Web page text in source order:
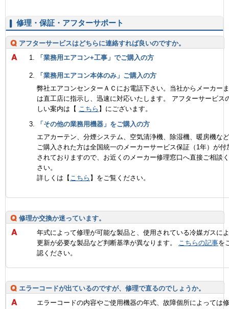
修理・保証・アフターサポート
アフターサービスはどちらに連絡すれば良いのですか。
「業務用エアコン+工事」でご購入の方
「業務用エアコン本体のみ」ご購入の方
弊社エアコンセンターＡＣにお電話下さい。当社からメーカー
は直工店に指示し、迅速に対応いたします。 アフターサービス
しい案内は【 こちら 】にございます。
「その他の業務用機器」をご購入の方
エアカーテン、分煙システム、空気清浄機、除湿機、暖房機な
ご購入された方は全国統一のメーカーサービス保証（1年）が付
されておりますので、お近くのメーカー修理窓口へ直接ご相談
さい。
詳しくは【 こちら 】をご覧ください。
修理か交換か迷っています。
年式によって修理が可能な製品と、使用されている冷媒ガスに
更新が必要な製品など判断基準が異なります。 こちらの記事を
認ください。
エラーコードが出ているのですが、修理で直るのでしょうか。
エラーコードの内容やご使用機器の年式、故障個所によっては